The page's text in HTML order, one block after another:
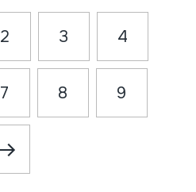
2 3 4
7 8 9